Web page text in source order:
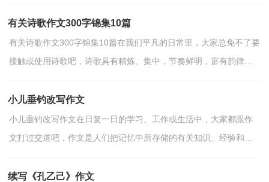
有关诗歌作文300字锦集10篇
有关诗歌作文300字锦集10篇在我们平凡的日常里，大家总免不了要
接触或使用诗歌吧，诗歌具有精炼、集中，节奏鲜明，富有韵律的
小儿垂钓改写作文
小儿垂钓改写作文在日复一日的学习、工作或生活中，大家都跟作
文打过交道吧，作文是人们把记忆中所存储的有关知识、经验和思
续写《孔乙己》作文